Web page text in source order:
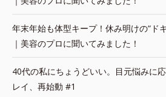
年末年始も体型キープ！休み明けの“ド
｜美容のプロに聞いてみました！
40代の私にちょうどいい。目元悩みに
レイ、再始動 #1